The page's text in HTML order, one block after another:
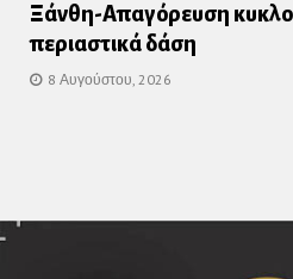
Ξάνθη-Απαγόρευση
περιαστικά δάση
8 Αυγούστου, 2026